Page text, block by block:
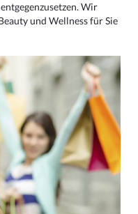
Wir
und Wellness für Sie